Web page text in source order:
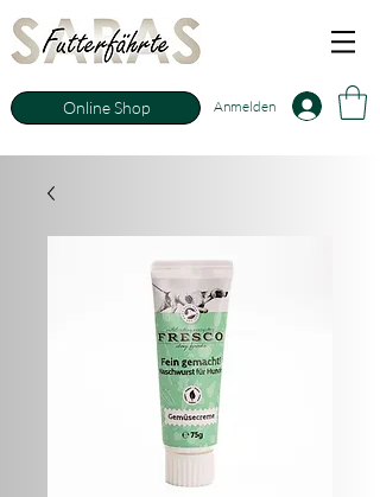
Anmelden
Online Shop